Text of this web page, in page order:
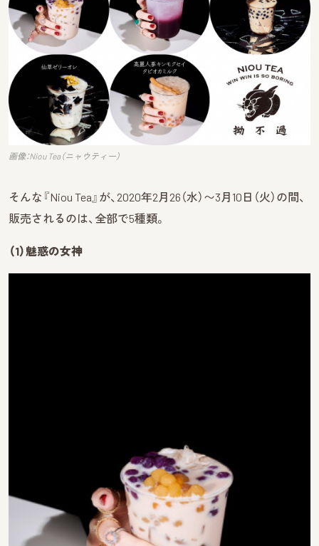
画像：Niou Tea（ニャウティー）
そんな『Niou Tea』が、2020年2月26（水）〜3月10日（火）の間、
販売されるのは、全部で5種類。
（1）魅惑の女神